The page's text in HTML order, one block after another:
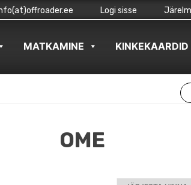
Logi sisse
MATKAMINE KINKEKAARDID
OME